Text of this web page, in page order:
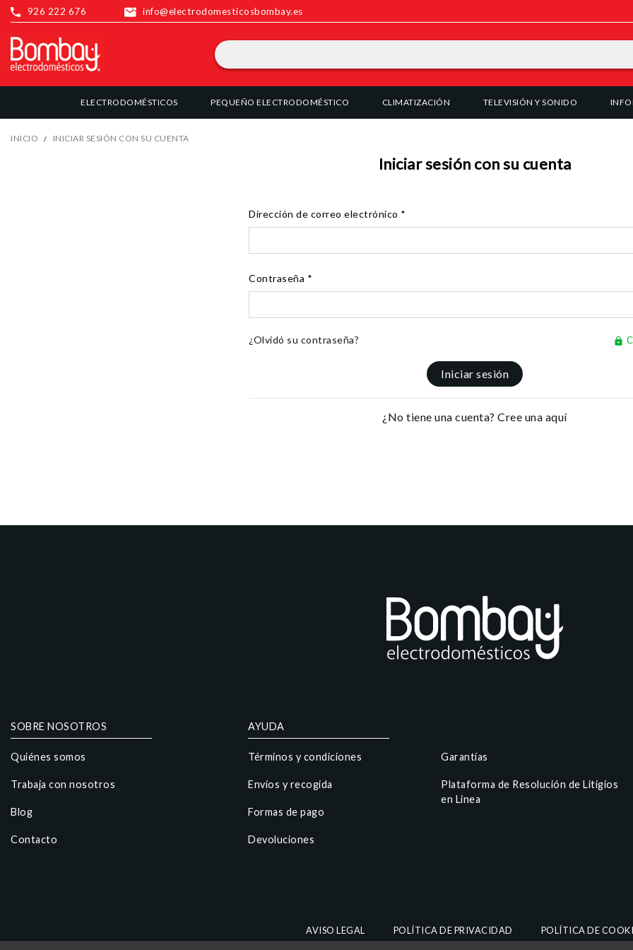
926 222 676 info@electrodomesticosbombay.es
ELECTRODOMÉSTICOS PEQUEÑO ELECTRODOMÉSTICO CLIMATIZACIÓN TELEVISIÓN Y SONIDO
INICIO INICIAR SESIÓN CON SU CUENTA
Iniciar sesión con su cuenta
Dirección de correo electrónico *
Contraseña *
¿Olvidó su contraseña? https
Iniciar sesión
¿No tiene una cuenta? Cree una aquí
SOBRE NOSOTROS
Quiénes somos
Trabaja con nosotros
Blog
Contacto
AYUDA
Términos y condiciones
Envíos y recogida
Formas de pago
Devoluciones
Garantías
Plataforma de Resolución de Litigios
en Linea
AVISO LEGAL POLÍTICA DE PRIVACIDAD POLÍTICA DE